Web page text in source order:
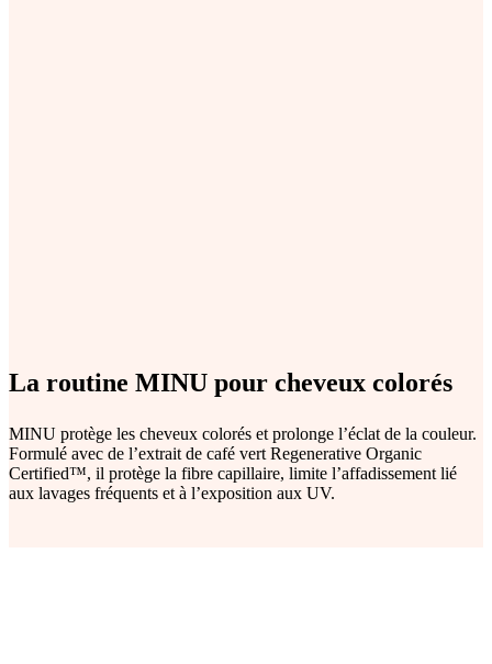
La routine MINU pour cheveux colorés
MINU protège les cheveux colorés et prolonge l’éclat de la couleur.
Formulé avec de l’extrait de café vert Regenerative Organic
Certified™, il protège la fibre capillaire, limite l’affadissement lié
aux lavages fréquents et à l’exposition aux UV.